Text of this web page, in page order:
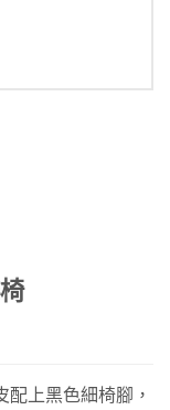
上黑色細椅腳，